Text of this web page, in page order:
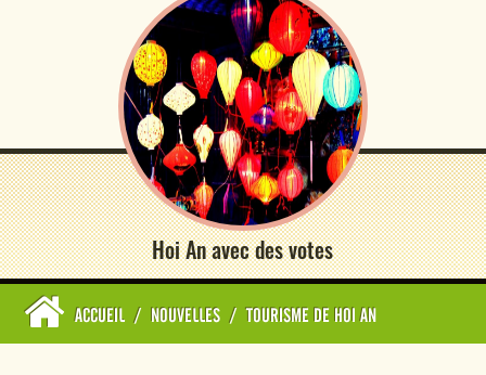
Hoi An avec des votes
ACCUEIL / NOUVELLES / TOURISME DE HOI AN